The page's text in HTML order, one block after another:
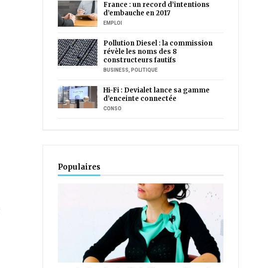
France : un record d’intentions
d’embauche en 2017
EMPLOI
Pollution Diesel : la commission
révèle les noms des 8
constructeurs fautifs
BUSINESS, POLITIQUE
Hi-Fi : Devialet lance sa gamme
d’enceinte connectée
CONSO
Populaires